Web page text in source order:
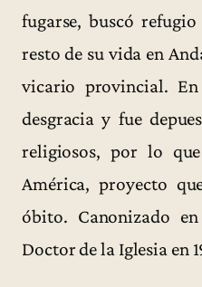
fugarse, buscó
resto de su vida en
vicario provincial.
desgracia y fue
religiosos, por lo
América, proyecto
óbito. Canonizado
Doctor de la Iglesia en